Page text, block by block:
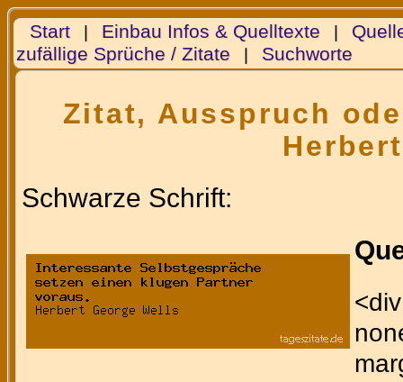
Start| Einbau Infos & Quelltexte |
zufällige Sprüche / Zitate | Suchworte
Zitat, Ausspruch
Schwarze Schrift: